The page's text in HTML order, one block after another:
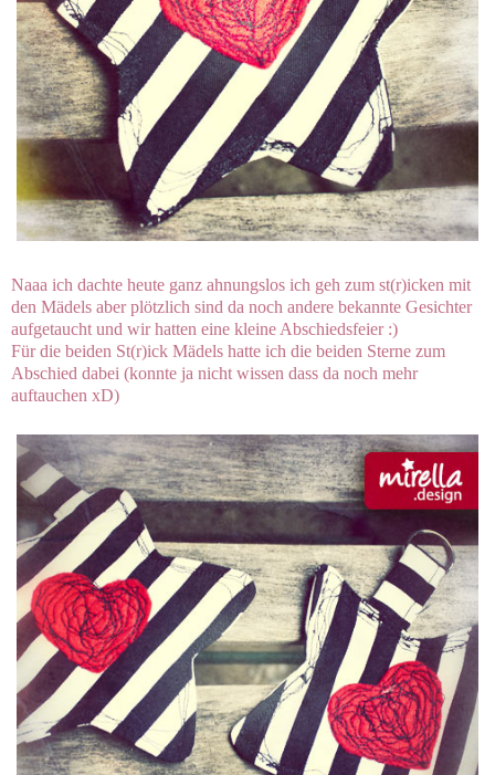
Naaa ich dachte heute ganz ahnungslos ich geh zum st(r)icken mit
den Mädels aber plötzlich sind da noch andere bekannte Gesichter
aufgetaucht und wir hatten eine kleine Abschiedsfeier :)
Für die beiden St(r)ick Mädels hatte ich die beiden Sterne zum
Abschied dabei (konnte ja nicht wissen dass da noch mehr
auftauchen xD)